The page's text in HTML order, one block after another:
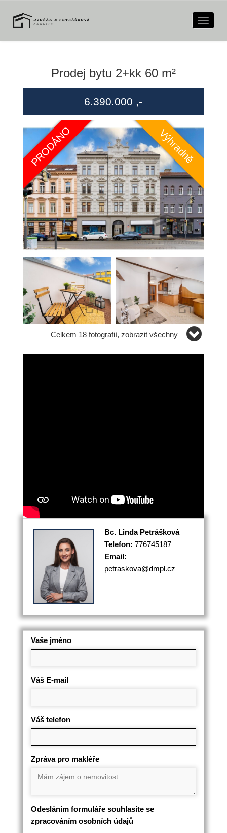
Prodej bytu 2+kk 60 m²
6.390.000 ,-
Celkem 18 fotografií, zobrazit všechny
Bc. Linda Petrášková
Telefon: 776745187
Email:
petraskova@dmpl.cz
Vaše jméno
Váš E-mail
Váš telefon
Zpráva pro makléře
Odesláním formuláře souhlasíte se
zpracováním osobních údajů